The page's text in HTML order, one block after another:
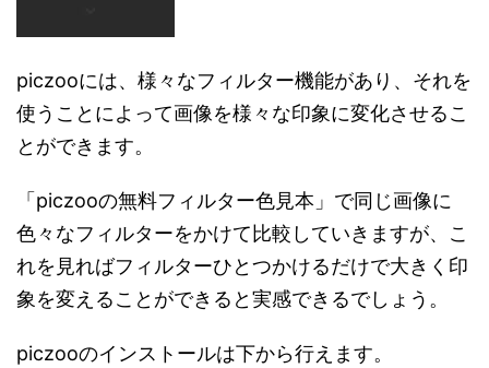
piczooには、様々なフィルター機能があり、それを
使うことによって画像を様々な印象に変化させるこ
とができます。
「piczooの無料フィルター色見本」で同じ画像に
色々なフィルターをかけて比較していきますが、こ
れを見ればフィルターひとつかけるだけで大きく印
象を変えることができると実感できるでしょう。
piczooのインストールは下から行えます。